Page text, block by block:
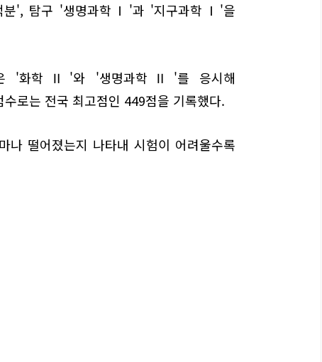
분', 탐구 '생명과학Ⅰ'과 '지구과학Ⅰ'을
은 '화학Ⅱ'와 '생명과학Ⅱ'를 응시해
로는 전국 최고점인 449점을 기록했다.
나 떨어졌는지 나타내 시험이 어려울수록